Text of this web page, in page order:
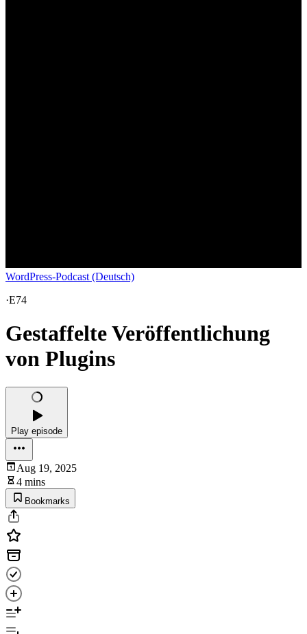
WordPress-Podcast (Deutsch)
·E74
Gestaffelte Veröffentlichung
von Plugins
Play episode
Aug 19, 2025
4 mins
Bookmarks